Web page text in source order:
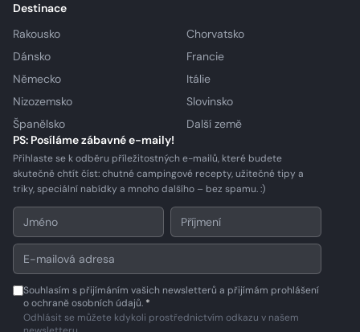
Destinace
Rakousko
Chorvatsko
Dánsko
Francie
Německo
Itálie
Nizozemsko
Slovinsko
Španělsko
Další země
PS: Posíláme zábavné e-maily!
Přihlaste se k odběru příležitostných e-mailů, které budete
skutečně chtít číst: chutné campingové recepty, užitečné tipy a
triky, speciální nabídky a mnoho dalšího – bez spamu. :)
Souhlasím s přijímáním vašich newsletterů a přijímám prohlášení
o ochraně osobních údajů. *
Odhlásit se můžete kdykoli prostřednictvím odkazu v našem